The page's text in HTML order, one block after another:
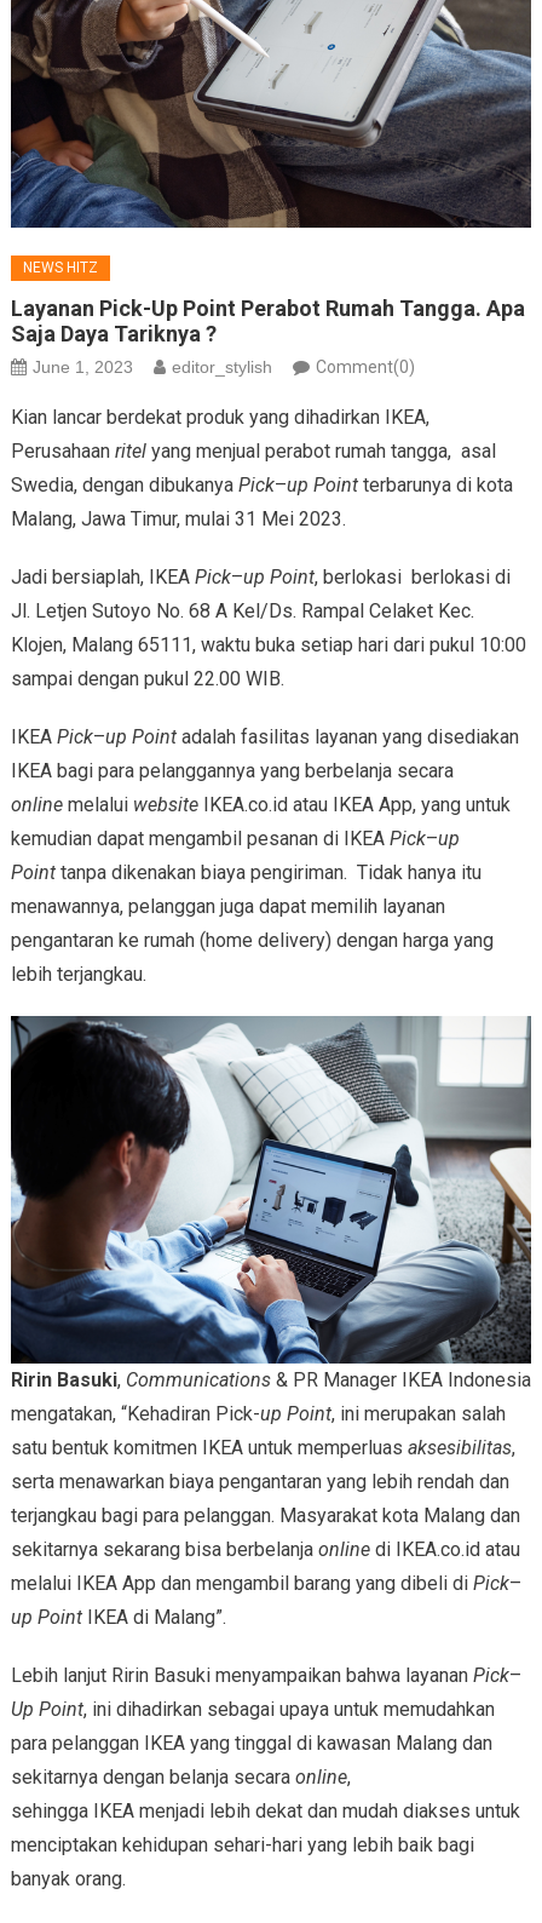
NEWS HITZ
Layanan Pick-Up Point Perabot Rumah Tangga. Apa
Saja Daya Tariknya ?
June 1, 2023 editor_stylish Comment(0)
Kian lancar berdekat produk yang dihadirkan IKEA,
Perusahaan ritelyang menjual perabot rumah tangga, asal
Swedia, dengan dibukanya Pick–up Point terbarunya di kota
Malang, Jawa Timur, mulai 31 Mei 2023.
Jadi bersiaplah, IKEA Pick–up Point, berlokasi berlokasi di
Jl. Letjen Sutoyo No. 68 A Kel/Ds. Rampal Celaket Kec.
Klojen, Malang 65111, waktu buka setiap hari dari pukul 10:00
sampai dengan pukul 22.00 WIB.
IKEA Pick–up Pointadalah fasilitas layanan yang disediakan
IKEA bagi para pelanggannya yang berbelanja secara
onlinemelalui websiteIKEA.co.id atau IKEA App, yang untuk
kemudian dapat mengambil pesanan di IKEA Pick–up
Pointtanpa dikenakan biaya pengiriman. Tidak hanya itu
menawannya, pelanggan juga dapat memilih layanan
pengantaran ke rumah (home delivery) dengan harga yang
lebih terjangkau.
Ririn Basuki, Communications& PR Manager IKEA Indonesia
mengatakan, “Kehadiran Pick-up Point, ini merupakan salah
satu bentuk komitmen IKEA untuk memperluas aksesibilitas,
serta menawarkan biaya pengantaran yang lebih rendah dan
terjangkau bagi para pelanggan. Masyarakat kota Malang dan
sekitarnya sekarang bisa berbelanja onlinedi IKEA.co.id atau
melalui IKEA App dan mengambil barang yang dibeli di Pick–
up Point IKEA di Malang”.
Lebih lanjut Ririn Basuki menyampaikan bahwa layananPick–
Up Point, ini dihadirkan sebagai upaya untuk memudahkan
para pelanggan IKEA yang tinggal di kawasan Malang dan
sekitarnya dengan belanja secaraonline,
sehingga IKEA menjadi lebih dekat dan mudah diakses untuk
menciptakan kehidupan sehari-hari yang lebih baik bagi
banyak orang.